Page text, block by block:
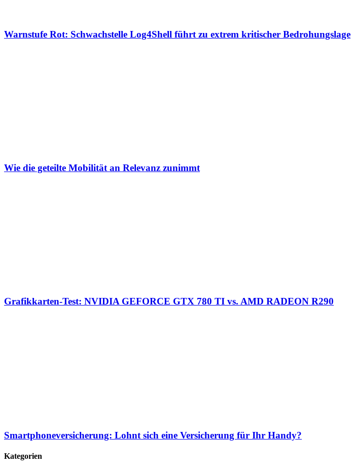
Warnstufe Rot: Schwachstelle Log4Shell führt zu extrem kritischer Bedrohungslage
Wie die geteilte Mobilität an Relevanz zunimmt
Grafikkarten-Test: NVIDIA GEFORCE GTX 780 TI vs. AMD RADEON R290
Smartphoneversicherung: Lohnt sich eine Versicherung für Ihr Handy?
Kategorien